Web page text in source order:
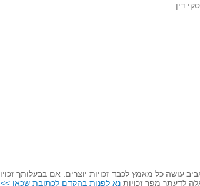
דין
עושה כל מאמץ לכבד זכויות יוצרים. אם בבעלותך
לדעתך מפר זכויות נא לפנות בהקדם לכתובת שכאן >>